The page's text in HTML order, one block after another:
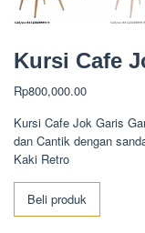
Kursi Cafe
Rp800,000.00
Kursi Cafe Jok Garis
dan Cantik dengan
Kaki Retro
Beli produk